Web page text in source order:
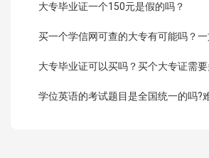
大专毕业证一个150元是假的吗？
买一个学信网可查的大专有可能吗？一
大专毕业证可以买吗？买个大专证需要
学位英语的考试题目是全国统一的吗?